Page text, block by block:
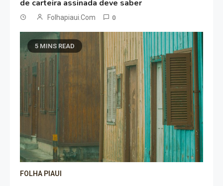
de carteira assinada deve saber
Folhapiaui.com 0
5 MINS READ
FOLHA PIAUI